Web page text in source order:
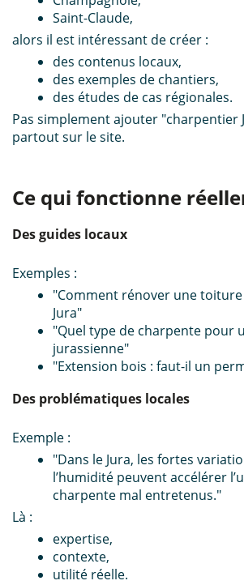
Saint-Claude,
alors il est intéressant de créer :
des contenus locaux,
des exemples de chantiers,
des études de cas régionales.
Pas simplement ajouter "charpentier
partout sur le site.
Ce qui fonctionne
Des guides locaux
Exemples :
"Comment rénover une
Jura"
"Quel type de charpente pour
jurassienne"
"Extension bois : faut-il un
Des problématiques locales
Exemple :
"Dans le Jura, les fortes
l’humidité peuvent accélérer
charpente mal entretenus."
Là :
expertise,
contexte,
utilité réelle.